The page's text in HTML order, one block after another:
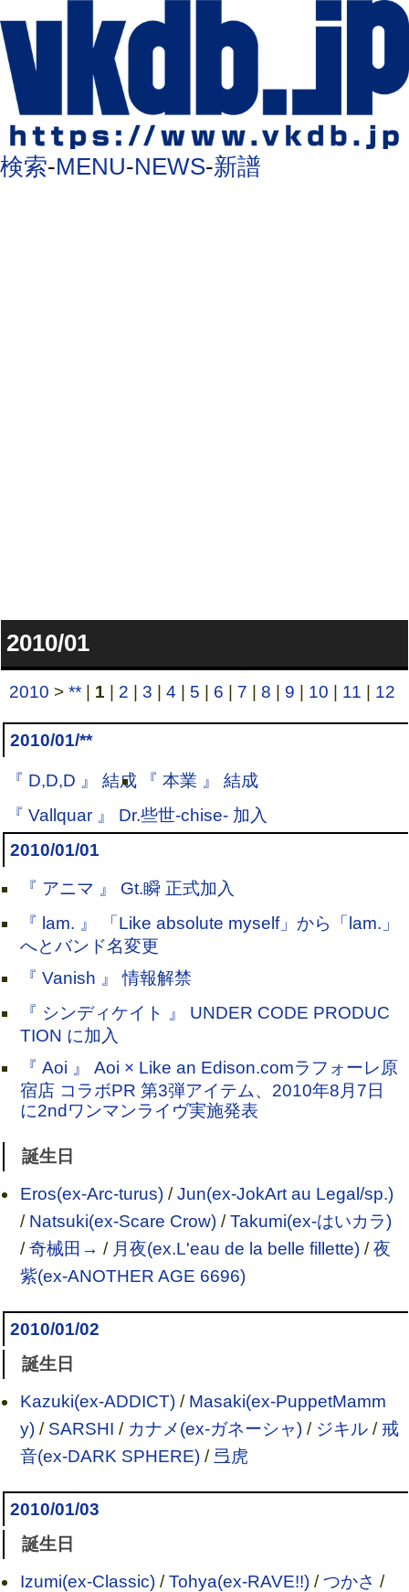
検索-MENU-NEWS-新譜
2010/01
2010 >** 1 2 |3 |4 5 6 7 |8 9 10 11 12
2010/01/**
『 D,D,D 』 結成
『 本業 』 結成
『 Vallquar 』 Dr.些世-chise- 加入
2010/01/01
『 アニマ 』 Gt.瞬 正式加入
『 lam. 』 「Like absolute myself」から「lam.」
へとバンド名変更
『 Vanish 』 情報解禁
『 シンディケイト 』 UNDER CODE PRODUC
TION に加入
『 Aoi 』 Aoi × Like an Edison.comラフォーレ原
宿店 コラボPR 第3弾アイテム、2010年8月7日
に2ndワンマンライヴ実施発表
誕生日
Eros(ex-Arc-turus)/Jun(ex-JokArt au Legal/sp.)
/ Natsuki(ex-Scare Crow)/Takumi(ex-はいカラ)
/奇械田→ / 月夜(ex.L'eau de la belle fillette)/夜
紫(ex-ANOTHER AGE 6696)
2010/01/02
誕生日
Kazuki(ex-ADDICT)/ Masaki(ex-PuppetMamm
y)/ SARSHI / カナメ(ex-ガネーシャ)/ ジキル/戒
音(ex-DARK SPHERE)/ 弖虎
2010/01/03
誕生日
Izumi(ex-Classic)/Tohya(ex-RAVE!!)/ つかさ /